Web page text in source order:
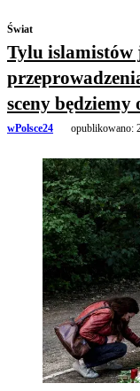
Świat
Tylu islamistów
sceny
wPolsce24 opublikowano: